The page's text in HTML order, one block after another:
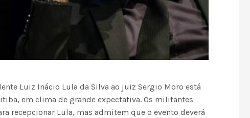
Luiz Inácio Lula da Silva ao juiz Sergio Moro está
em clima de grande expectativa. Os militantes
recepcionar Lula, mas admitem que o evento deverá